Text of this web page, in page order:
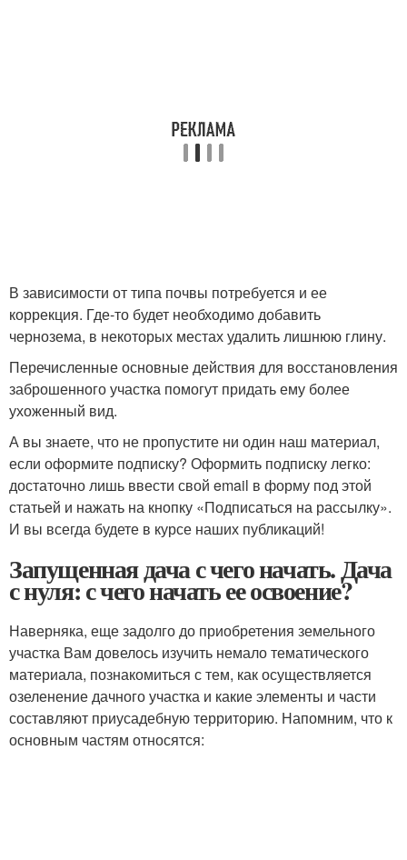
В зависимости от типа почвы потребуется и ее
коррекция. Где-то будет необходимо добавить
чернозема, в некоторых местах удалить лишнюю глину.
Перечисленные основные действия для восстановления
заброшенного участка помогут придать ему более
ухоженный вид.
А вы знаете, что не пропустите ни один наш материал,
если оформите подписку? Оформить подписку легко:
достаточно лишь ввести свой email в форму под этой
статьей и нажать на кнопку «Подписаться на рассылку».
И вы всегда будете в курсе наших публикаций!
Запущенная дача с чего начать. Дача
с нуля: с чего начать ее освоение?
Наверняка, еще задолго до приобретения земельного
участка Вам довелось изучить немало тематического
материала, познакомиться с тем, как осуществляется
озеленение дачного участка и какие элементы и части
составляют приусадебную территорию. Напомним, что к
основным частям относятся: